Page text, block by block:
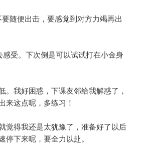
随便出击，要感觉到对方力竭再出
受。下次倒是可以试试打在小金身
。我好困惑，下课友邻给我解惑了，
来这点呢，多练习！
觉得我还是太犹豫了，准备好了以后
停下来呢，要全力以赴。